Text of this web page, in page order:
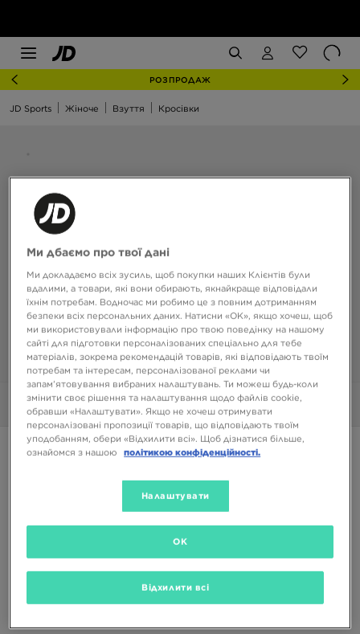
РОЗПРОДАЖ
JD Sports Жіноче Взуття Кросівки
Фото 360°
ASICS GEL-NYC
(Початкова ціна)
Ми дбаємо про твої дані
Ми докладаємо всіх зусиль, щоб покупки наших Клієнтів були
вдалими, а товари, які вони обирають, якнайкраще відповідали
їхнім потребам. Водночас ми робимо це з повним дотриманням
безпеки всіх персональних даних. Натисни «OK», якщо хочеш, щоб
ми використовували інформацію про твою поведінку на нашому
сайті для підготовки персоналізованих спеціально для тебе
матеріалів, зокрема рекомендацій товарів, які відповідають твоїм
потребам та інтересам, персоналізованої реклами чи
запам’ятовування вибраних налаштувань. Ти можеш будь-коли
змінити своє рішення та налаштування щодо файлів cookie,
обравши «Налаштувати». Якщо не хочеш отримувати
персоналізовані пропозиції товарів, що відповідають твоїм
уподобанням, обери «Відхилити всі». Щоб дізнатися більше,
ознайомся з нашою
політикою конфіденційності.
Налаштувати
Відхилити всі
OK